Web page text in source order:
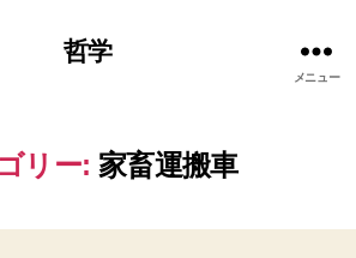
哲学
メニュー
リー: 家畜運搬車